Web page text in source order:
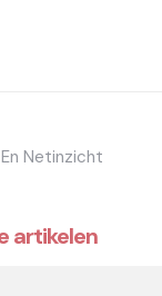
Netinzicht
artikelen